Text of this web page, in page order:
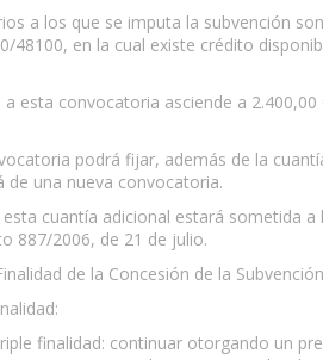
a los que se imputa la subvención
48100, en la cual existe crédito
esta convocatoria asciende a
podrá fijar, además de la
de una nueva convocatoria.
cuantía adicional estará sometida
887/2006, de 21 de julio.
de la Concesión de la Subvención
finalidad: continuar otorgando un